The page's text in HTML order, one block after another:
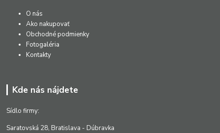
O nás
Ako nakupovať
Obchodné podmienky
Fotogaléria
Kontakty
Kde nás nájdete
Sídlo firmy:
Saratovská 28, Bratislava - Dúbravka